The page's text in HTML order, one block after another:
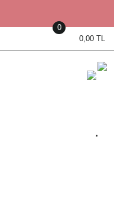
0,00 TL
0